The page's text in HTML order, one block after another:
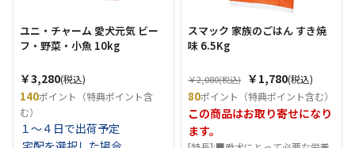
ユニ・チャーム 愛犬元気 ビー
フ・野菜・小魚 10kg
￥3,280(税込)
140ポイント（特典ポイント含
む）
１～４日で出荷予定
スマック 家族のごはん すき焼
味 6.5Kg
￥2,080(税込) ￥1,780(税込)
80ポイント（特典ポイント含む）
この商品はお取り寄せになり
ます。